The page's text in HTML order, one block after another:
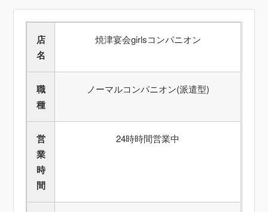
店
名
焼津宴会girlsコンパニオン
職
種
ノーマルコンパニオン(派遣型)
営
業
時
間
24時時間営業中